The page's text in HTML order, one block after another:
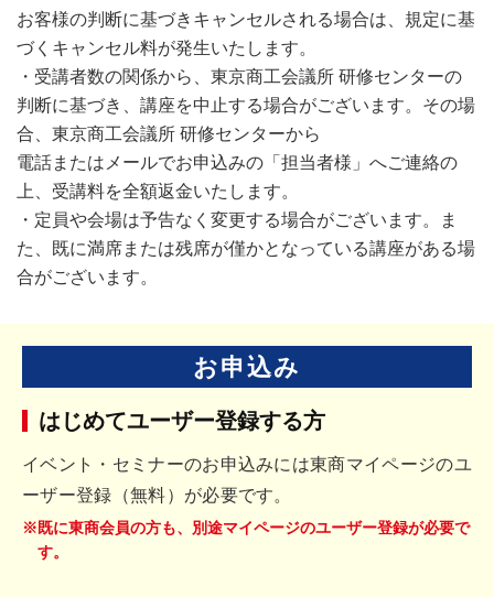
お客様の判断に基づきキャンセルされる場合は、規定に基
づくキャンセル料が発生いたします。
・受講者数の関係から、東京商工会議所 研修センターの
判断に基づき、講座を中止する場合がございます。その場
合、東京商工会議所 研修センターから
電話またはメールでお申込みの「担当者様」へご連絡の
上、受講料を全額返金いたします。
・定員や会場は予告なく変更する場合がございます。ま
た、既に満席または残席が僅かとなっている講座がある場
合がございます。
お申込み
はじめてユーザー登録する方
イベント・セミナーのお申込みには東商マイページのユ
ーザー登録（無料）が必要です。
※既に東商会員の方も、別途マイページのユーザー登録が必要で
す。